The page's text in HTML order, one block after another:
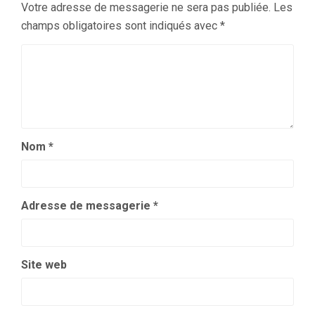
Votre adresse de messagerie ne sera pas publiée. Les
champs obligatoires sont indiqués avec *
Nom *
Adresse de messagerie *
Site web